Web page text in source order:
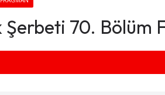
Şerbeti 70. Bölüm